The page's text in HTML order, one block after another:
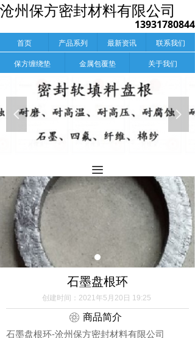
首页 产品系列 最新资讯
联系我们
保方缠绕垫
金属包覆垫 关于我们
13931780844
沧州保方密封材料有限公司
넳 넲
石墨盘根环
商品简介
创建时间： 2021年5月20日 19:25
石墨盘根环-沧州保方密封材料有限公司
ꁵ
끀